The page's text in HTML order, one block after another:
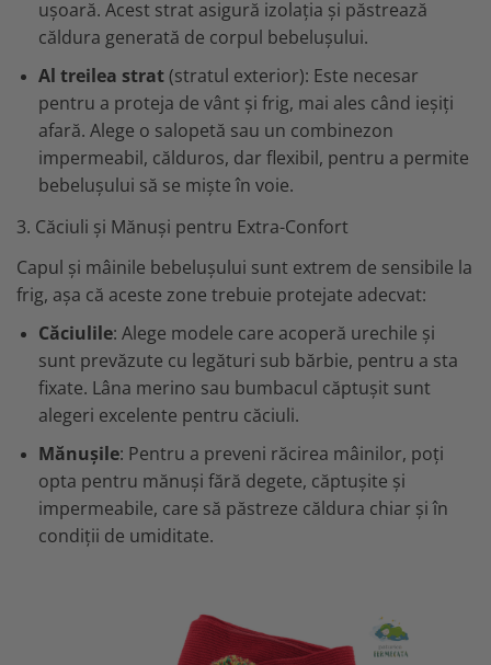
ușoară. Acest strat asigură izolația și păstrează
căldura generată de corpul bebelușului.
Al treilea strat(stratul exterior): Este necesar
pentru a proteja de vânt și frig, mai ales când ieșiți
afară. Alege o salopetă sau un combinezon
impermeabil, călduros, dar flexibil, pentru a permite
bebelușului să se miște în voie.
3. Căciuli și Mănuși pentru Extra-Confort
Capul și mâinile bebelușului sunt extrem de sensibile la
frig, așa că aceste zone trebuie protejate adecvat:
Căciulile: Alege modele care acoperă urechile și
sunt prevăzute cu legături sub bărbie, pentru a sta
fixate. Lâna merino sau bumbacul căptușit sunt
alegeri excelente pentru căciuli.
Mănușile: Pentru a preveni răcirea mâinilor, poți
opta pentru mănuși fără degete, căptușite și
impermeabile, care să păstreze căldura chiar și în
condiții de umiditate.